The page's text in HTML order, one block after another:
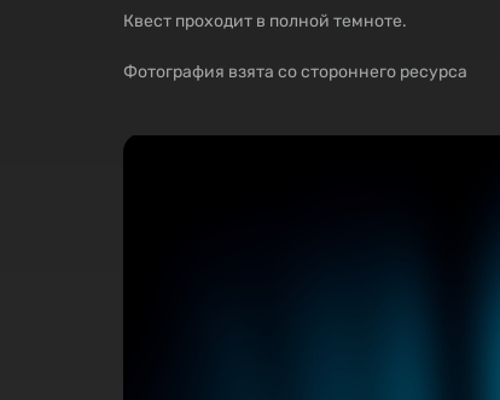
Квест проходит в полной темноте.
Фотография взята со стороннего ресурса